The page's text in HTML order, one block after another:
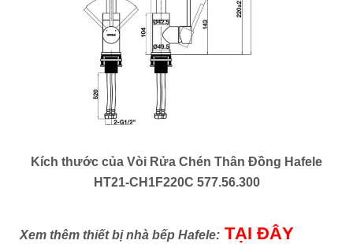
Kích thước của Vòi Rửa Chén Thân Đồng Hafele
HT21-CH1F220C 577.56.300
Xem thêm thiết bị nhà bếp Hafele: TẠI ĐÂY